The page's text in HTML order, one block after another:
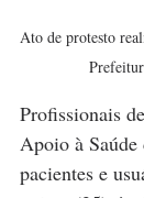
Ato de protesto
Profissionais
Apoio à
pacientes e